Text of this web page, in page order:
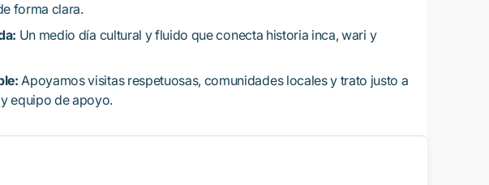
forma clara.
Un medio día cultural y fluido que conecta historia inca, wari y
Apoyamos visitas respetuosas, comunidades locales y trato justo a
equipo de apoyo.